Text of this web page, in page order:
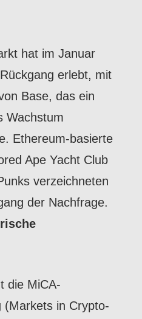
hat im Januar
erlebt, mit
Base, das ein
Wachstum
Ethereum-basierte
Ape Yacht Club
verzeichneten
der Nachfrage.
die MiCA-
(Markets in Crypto-